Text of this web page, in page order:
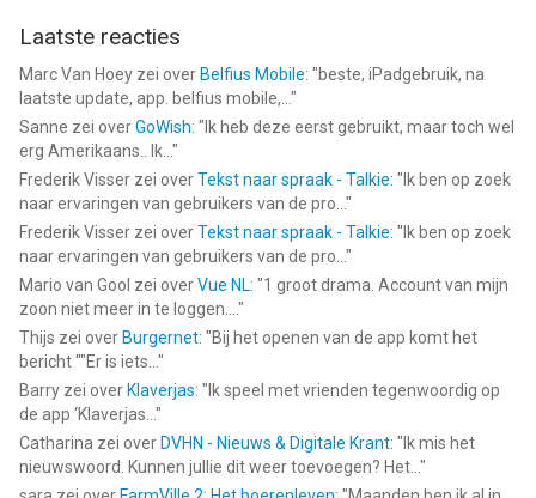
Laatste reacties
Marc Van Hoey zei over Belfius Mobile: "beste, iPadgebruik, na
laatste update, app. belfius mobile,... "
Sanne zei overGoWish: " Ik heb deze eerst gebruikt, maar toch wel
erg Amerikaans.. Ik... "
Frederik Visser zei overTekst naar spraak - Talkie: " Ik ben op zoek
naar ervaringen van gebruikers van de pro... "
Frederik Visser zei overTekst naar spraak - Talkie: " Ik ben op zoek
naar ervaringen van gebruikers van de pro... "
Mario van Gool zei overVue NL: "1 groot drama. Account van mijn
zoon niet meer in te loggen.... "
Thijs zei over Burgernet: "Bij het openen van de app komt het
bericht ""Er is iets... "
Barry zei over Klaverjas: " Ik speel met vrienden tegenwoordig op
de app ‘Klaverjas... "
Catharina zei over DVHN - Nieuws & Digitale Krant: " Ik mis het
nieuwswoord. Kunnen jullie dit weer toevoegen? Het... "